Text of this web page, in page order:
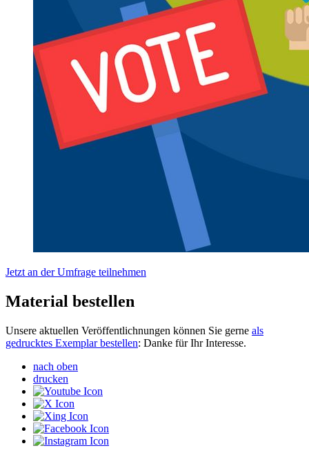
Jetzt an der Umfrage teilnehmen
Material bestellen
Unsere aktuellen Veröffentlichnungen können Sie gerne als
gedrucktes Exemplar bestellen: Danke für Ihr Interesse.
nach oben
drucken